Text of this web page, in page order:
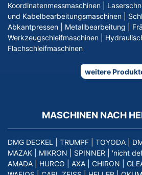
Koordinatenmessmaschinen
und Kabelbearbeitungsmaschinen
Abkantpressen
Metallbearbeitung
Werkzeugschleifmaschinen
Flachschleifmaschinen
weitere
MASCHINEN NACH
DMG DECKEL TRUMPF TOYODA
MAZAK
MIKRON SPINNER 'nicht
AMADA
HURCO AXA CHIRON